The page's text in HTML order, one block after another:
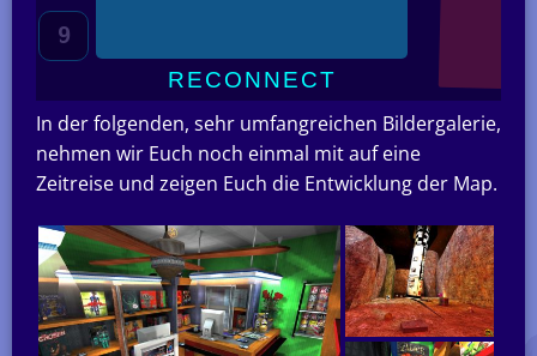
In der folgenden, sehr umfangreichen Bildergalerie,
nehmen wir Euch noch einmal mit auf eine
Zeitreise und zeigen Euch die Entwicklung der Map.